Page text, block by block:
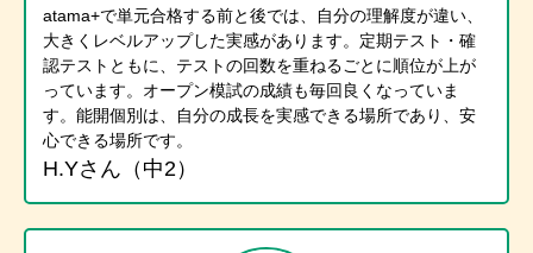
atama+で単元合格する前と後では、自分の理解度が違い、
大きくレベルアップした実感があります。定期テスト・確
認テストともに、テストの回数を重ねるごとに順位が上が
っています。オープン模試の成績も毎回良くなっていま
す。能開個別は、自分の成長を実感できる場所であり、安
心できる場所です。
H.Yさん（中2）